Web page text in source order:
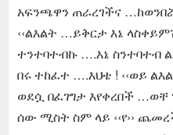
አፍንጫዋን ጠራረገችና …ከወንበሯ
‹‹ልእልት …ይቅርታ እኔ
ተንተባተብኩ ….እኔ ስንተባተብ
በሩ ተከፈተ ….እህቴ ! ‹‹ወይ
ወደሷ በፈገግታ እየቀረበች
ሰው ሚስት ስም ላይ ‹‹የ››